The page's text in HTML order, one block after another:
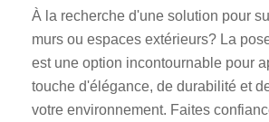
À la recherche d'une solution pour
murs ou espaces extérieurs? La
est une option incontournable pour
touche d'élégance, de durabilité et
votre environnement. Faites